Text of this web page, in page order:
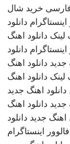
خرید شال
دانلود
لینک دانلود اهنگ
دانلود
جدید دانلود اهنگ
لینک دانلود اهنگ
دانلود اهنگ جدید
جدید دانلود اهنگ
اهنگ جدید دانلود
اینستاگرام